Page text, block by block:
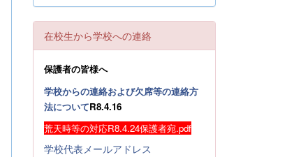
在校生から学校への連絡
保護者の皆様へ
学校からの連絡および欠席等の連絡方
法についてR8.4.16
荒天時等の対応R8.4.24保護者宛.pdf
学校代表メールアドレス